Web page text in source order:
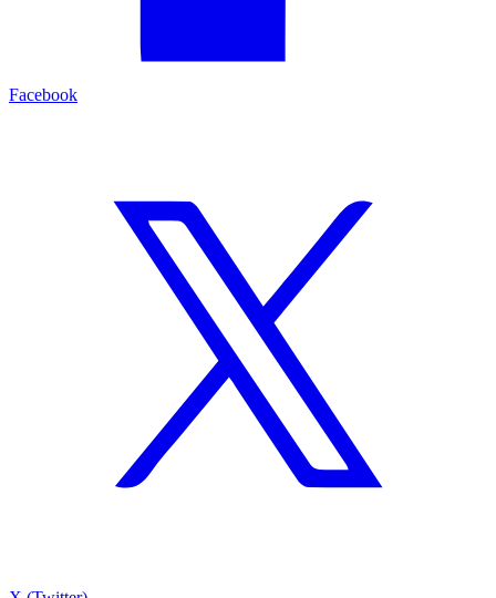
Facebook